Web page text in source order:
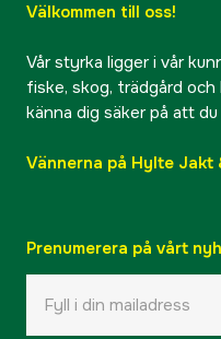
Välkommen till oss!
Vår styrka ligger i vår
fiske, skog, trädgård och
känna dig säker på att
Vännerna på Hylte Jakt
Prenumerera på vårt